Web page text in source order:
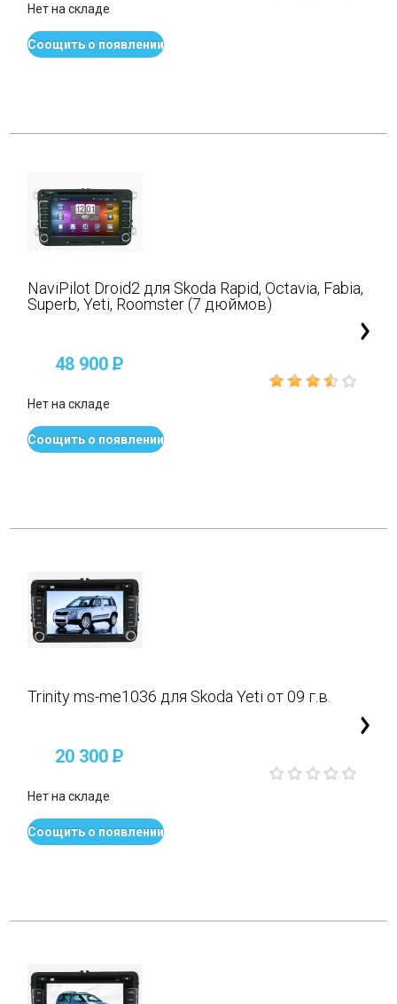
Нет на складе
Соощить о появлении
NaviPilot Droid2 для Skoda Rapid, Octavia, Fabia,
Superb, Yeti, Roomster (7 дюймов)
48 900 P
Нет на складе
Соощить о появлении
Trinity ms-me1036 для Skoda Yeti от 09 г.в.
20 300 P
Нет на складе
Соощить о появлении